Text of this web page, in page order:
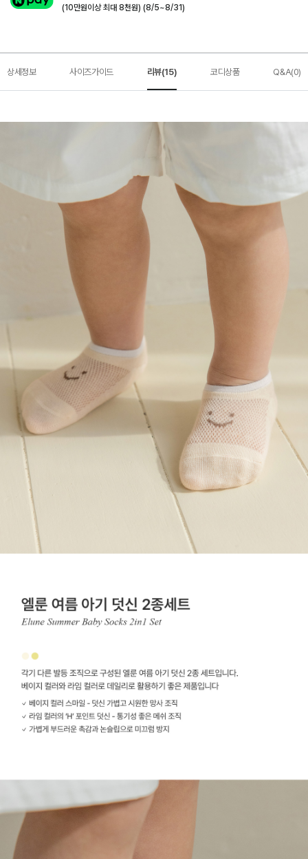
(10만원이상 최대 8천원) (8/5~8/31)
상세정보 사이즈가이드 리뷰(15) 코디상품 Q&A(0)